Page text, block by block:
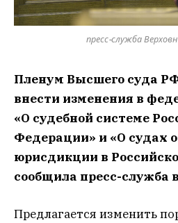
пресс-служба
Пленум Высшего суда
внести изменения в
«О судебной системе
Федерации» и «О судах
юрисдикции в
сообщила пресс-служба
Предлагается изменить